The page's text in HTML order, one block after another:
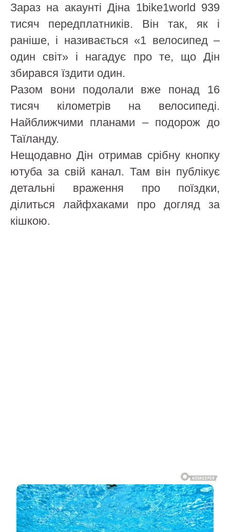
Зараз на акаунті Діна 1bike1world 939
тисяч передплатників. Він так, як і
раніше, і називається «1 велосипед –
один світ» і нагадує про те, що Дін
збирався їздити один.
Разом вони подолали вже понад 16
тисяч кілометрів на велосипеді.
Найближчими планами – подорож до
Таїланду.
Нещодавно Дін отримав срібну кнопку
ютуба за свій канал. Там він публікує
детальні враження про поїздки,
ділиться лайфхаками про догляд за
кішкою.